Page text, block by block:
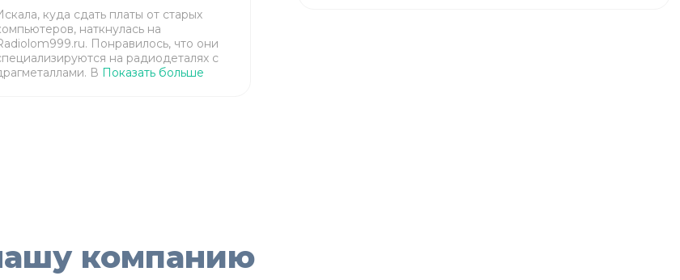
куда сдать платы от старых
наткнулась на
Понравилось, что они
на радиодеталях с
В Показать больше
компанию